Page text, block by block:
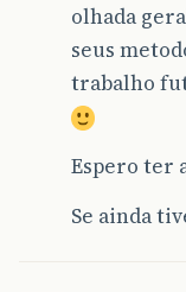
}
}
olhada
seus
trabalho
Espero ter
Se ainda